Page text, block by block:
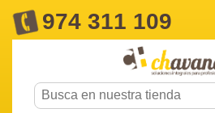
974 311 109